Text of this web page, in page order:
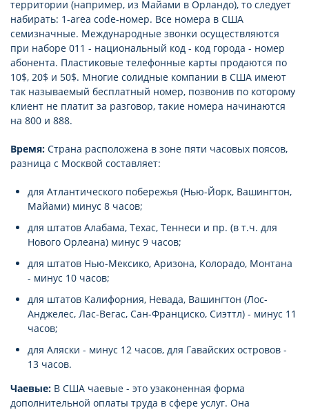
территории (например, из Майами в Орландо), то следует
набирать: 1-area code-номер. Все номера в США
семизначные. Международные звонки осуществляются
при наборе 011 - национальный код - код города - номер
абонента. Пластиковые телефонные карты продаются по
10$, 20$ и 50$. Многие солидные компании в США имеют
так называемый бесплатный номер, позвонив по которому
клиент не платит за разговор, такие номера начинаются
на 800 и 888.
Время: Страна расположена в зоне пяти часовых поясов,
разница с Москвой составляет:
для Атлантического побережья (Нью-Йорк, Вашингтон,
Майами) минус 8 часов;
для штатов Алабама, Техас, Теннеси и пр. (в т.ч. для
Нового Орлеана) минус 9 часов;
для штатов Нью-Мексико, Аризона, Колорадо, Монтана
- минус 10 часов;
для штатов Калифорния, Невада, Вашингтон (Лос-
Анджелес, Лас-Вегас, Сан-Франциско, Сиэттл) - минус 11
часов;
для Аляски - минус 12 часов, для Гавайских островов -
13 часов.
Чаевые: В США чаевые - это узаконенная форма
дополнительной оплаты труда в сфере услуг. Она